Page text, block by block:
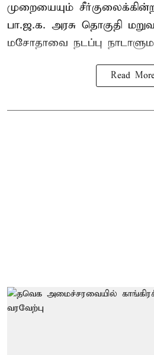
முறையையும்
பா.ஜ.க. அரசு தொகுதி
மசோதாவை நடப்பு
Read